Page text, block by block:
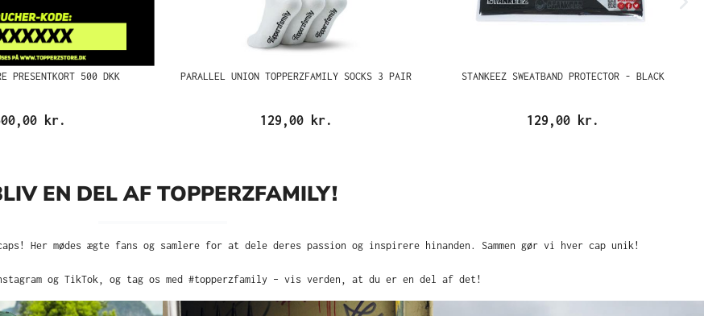
PRESENTKORT 500 DKK
kr.
PARALLEL UNION TOPPERZFAMILY SOCKS 3 PAIR
129,00 kr.
STANKEEZ SWEATBAND PROTECTOR - BLACK
129,00 kr.
EN DEL AF TOPPERZFAMILY!
Her mødes ægte fans og samlere for at dele deres passion og inspirere hinanden. Sammen gør vi hver cap unik!
og TikTok, og tag os med #topperzfamily – vis verden, at du er en del af det!